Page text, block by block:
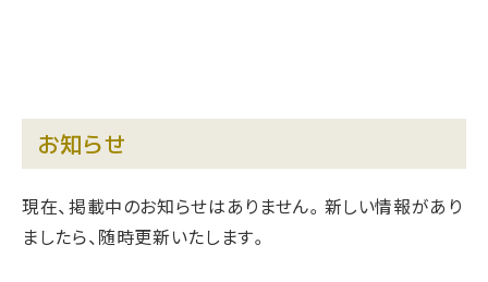
お知らせ
現在、掲載中のお知らせはありません。新しい情報があり
ましたら、随時更新いたします。